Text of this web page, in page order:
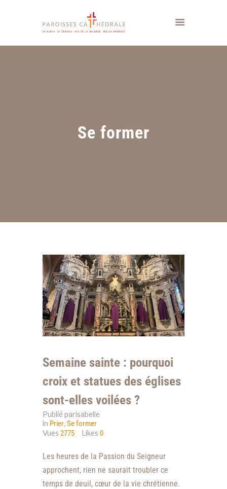
Se former
Semaine sainte : pourquoi
croix et statues des églises
sont-elles voilées ?
Publié parisabelle
in Prier,Se former
Vues 2775 Likes0
Les heures de la Passion du Seigneur
approchent, rien ne saurait troubler ce
temps de deuil, cœur de la vie chrétienne.